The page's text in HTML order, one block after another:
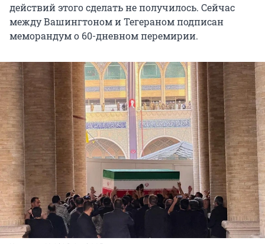
действий этого сделать не получилось. Сейчас
между Вашингтоном и Тегераном подписан
меморандум о 60-дневном перемирии.